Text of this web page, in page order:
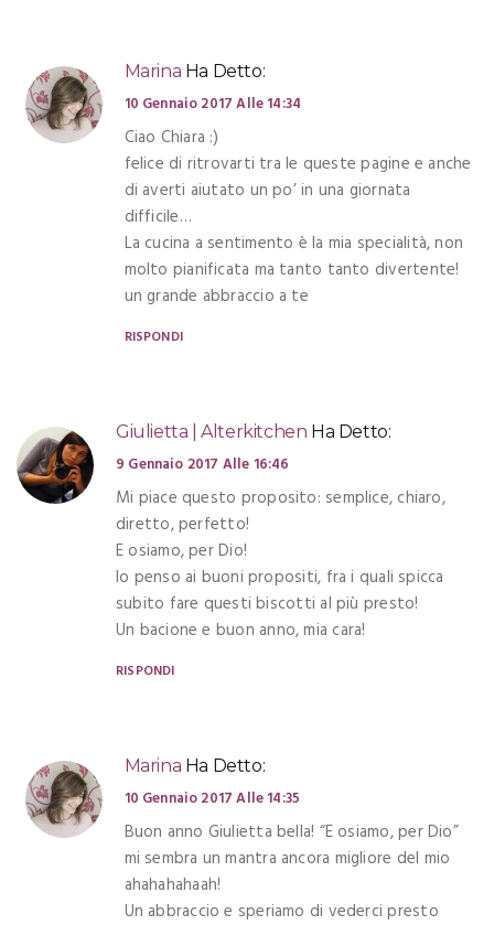
Marina Ha Detto:
10 Gennaio 2017 Alle 14:34
Ciao Chiara :)
felice di ritrovarti tra le queste pagine e anche
di averti aiutato un po’ in una giornata
difficile…
La cucina a sentimento è la mia specialità, non
molto pianificata ma tanto tanto divertente!
un grande abbraccio a te
RISPONDI
Giulietta | Alterkitchen Ha Detto:
9 Gennaio 2017 Alle 16:46
Mi piace questo proposito: semplice, chiaro,
diretto, perfetto!
E osiamo, per Dio!
Io penso ai buoni propositi, fra i quali spicca
subito fare questi biscotti al più presto!
Un bacione e buon anno, mia cara!
RISPONDI
Marina Ha Detto:
10 Gennaio 2017 Alle 14:35
Buon anno Giulietta bella! “E osiamo, per Dio”
mi sembra un mantra ancora migliore del mio
ahahahahaah!
Un abbraccio e speriamo di vederci presto